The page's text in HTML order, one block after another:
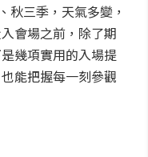
秋三季，天氣多變，
會場之前，除了期
幾項實用的入場提
能把握每一刻參觀